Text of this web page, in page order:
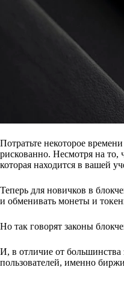
Потратьте некоторое
рискованно. Несмотря на то,
которая находится в вашей
Теперь для новичков в
и обменивать монеты и
Но так говорят законы
И, в отличие от большинства
пользователей, именно